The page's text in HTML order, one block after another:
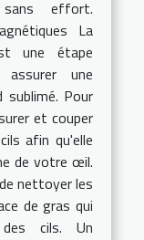
effort.
La
une étape
assurer une
Pour
et couper
afin qu'elle
de votre œil.
nettoyer les
de gras qui
cils. Un